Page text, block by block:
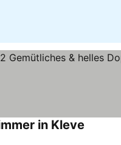
in Kleve